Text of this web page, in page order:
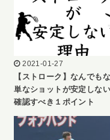
2021-01-27
【ストローク】なんでも
単なショットが安定しな
確認すべき１ポイント